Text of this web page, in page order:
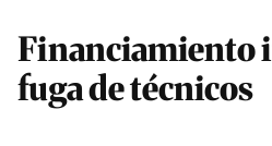
Financiamiento
fuga de técnicos